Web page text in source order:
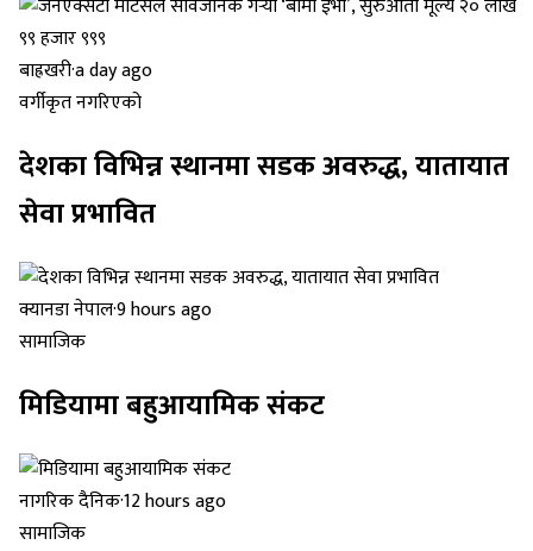
बाह्रखरी·a day ago
वर्गीकृत नगरिएको
देशका विभिन्न स्थानमा सडक अवरुद्ध, यातायात
सेवा प्रभावित
क्यानडा नेपाल·9 hours ago
सामाजिक
मिडियामा बहुआयामिक संकट
नागरिक दैनिक·12 hours ago
सामाजिक